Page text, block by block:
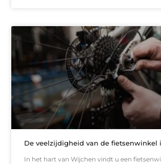
De veelzijdigheid van de fietsenwinkel
In het hart van Wijchen vindt u een